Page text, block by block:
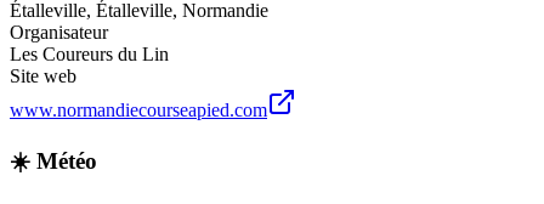
Étalleville, Étalleville, Normandie
Organisateur
Les Coureurs du Lin
Site web
www.normandiecourseapied.com
☀️ Météo